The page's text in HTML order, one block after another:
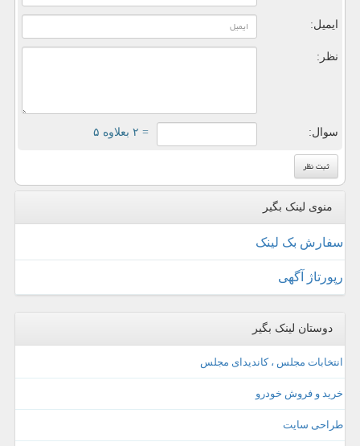
ایمیل:
نظر:
سوال: = ۲ بعلاوه ۵
منوی لینک بگیر
سفارش بک لینک
رپورتاژ آگهی
دوستان لینک بگیر
انتخابات مجلس ، کاندیدای مجلس
خرید و فروش خودرو
طراحی سایت